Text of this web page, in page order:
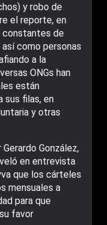
y robo de
el reporte, en
constantes de
como personas
a la
ONGs han
están
sus filas, en
y otras
González,
en entrevista
que los cárteles
mensuales a
para que
favor